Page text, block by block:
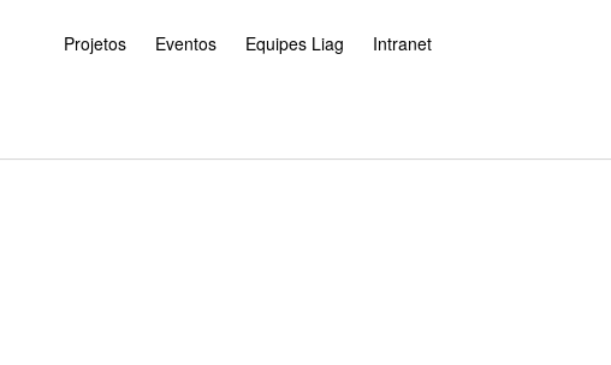
Projetos Eventos Equipes Liag Intranet